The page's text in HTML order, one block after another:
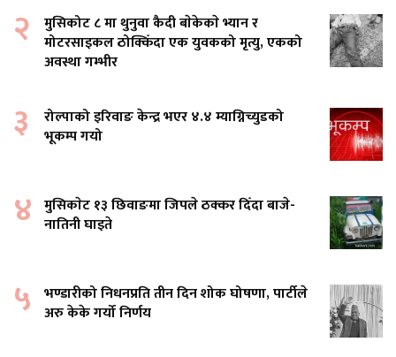
२
मुसिकोट ८ मा थुनुवा कैदी बाेकेकाे भ्यान र
मोटरसाइकल ठोक्किँदा एक युवकको मृत्यु, एकको
अवस्था गम्भीर
३
रोल्पाको इरिवाङ केन्द्र भएर ४.४ म्याग्निच्युडको
भूकम्प गयो
४ मुसिकाेट १३ छिवाङमा जिपले ठक्कर दिँदा बाजे-
नातिनी घाइते
५ भण्डारीको निधनप्रति तीन दिन शोक घोषणा, पार्टीले
अरु केके गर्यो निर्णय